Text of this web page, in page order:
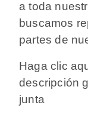
a toda
buscamos
partes de
Haga clic
descripción
junta